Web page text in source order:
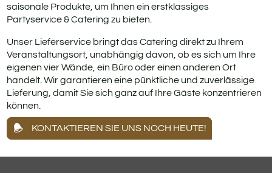
saisonale Produkte, um Ihnen ein erstklassiges
Partyservice & Catering zu bieten.
Unser Lieferservice bringt das Catering direkt zu Ihrem
Veranstaltungsort, unabhängig davon, ob es sich um Ihre
eigenen vier Wände, ein Büro oder einen anderen Ort
handelt. Wir garantieren eine pünktliche und zuverlässige
Lieferung, damit Sie sich ganz auf Ihre Gäste konzentrieren
können.
KONTAKTIEREN SIE UNS NOCH HEUTE!